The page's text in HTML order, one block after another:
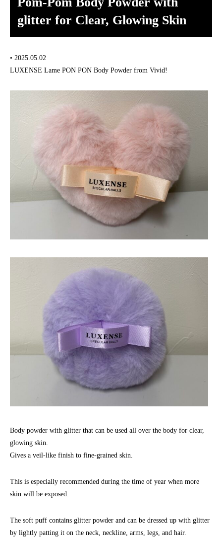
glitter for Clear, Glowing Skin
• 2025.05.02
LUXENSE Lame PON PON Body Powder from Vivid!
Body powder with glitter that can be used all over the body for clear,
glowing skin.
Gives a veil-like finish to fine-grained skin.
This is especially recommended during the time of year when more
skin will be exposed.
The soft puff contains glitter powder and can be dressed up with glitter
by lightly patting it on the neck, neckline, arms, legs, and hair.